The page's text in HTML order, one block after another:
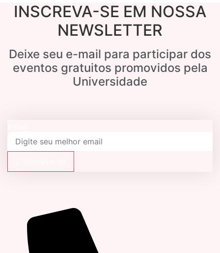
INSCREVA-SE EM NOSSA
NEWSLETTER
Deixe seu e-mail para participar dos
eventos gratuitos promovidos pela
Universidade